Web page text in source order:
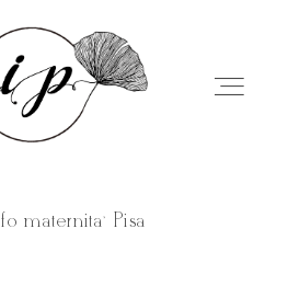
maternita’ Pisa